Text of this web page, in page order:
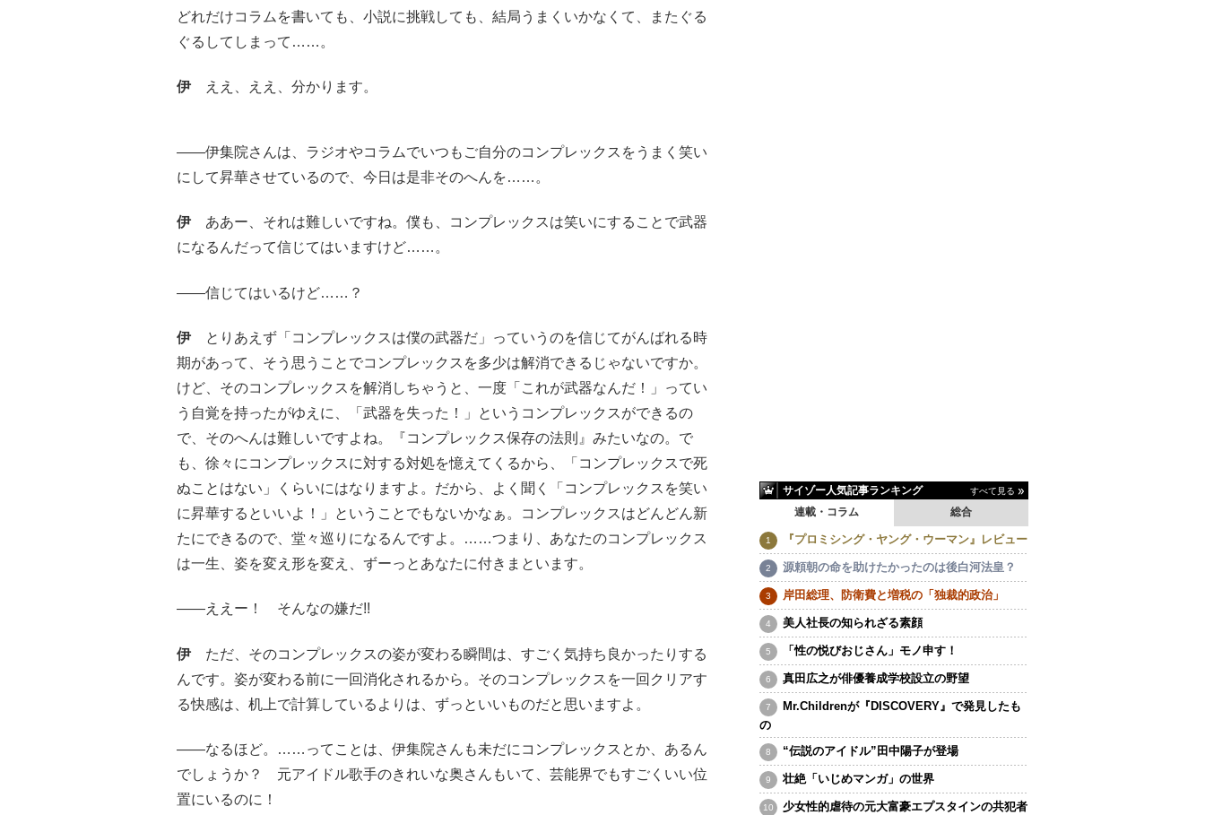
どれだけコラムを書いても、小説に挑戦しても、結局うまくいかなくて、またぐる
ぐるしてしまって……。
伊 ええ、ええ、分かります。
――伊集院さんは、ラジオやコラムでいつもご自分のコンプレックスをうまく笑い
にして昇華させているので、今日は是非そのへんを……。
伊 ああー、それは難しいですね。僕も、コンプレックスは笑いにすることで武器
になるんだって信じてはいますけど……。
――信じてはいるけど……？
伊 とりあえず「コンプレックスは僕の武器だ」っていうのを信じてがんばれる時
期があって、そう思うことでコンプレックスを多少は解消できるじゃないですか。
けど、そのコンプレックスを解消しちゃうと、一度「これが武器なんだ！」ってい
う自覚を持ったがゆえに、「武器を失った！」というコンプレックスができるの
で、そのへんは難しいですよね。『コンプレックス保存の法則』みたいなの。で
も、徐々にコンプレックスに対する対処を憶えてくるから、「コンプレックスで死
ぬことはない」くらいにはなりますよ。だから、よく聞く「コンプレックスを笑い
に昇華するといいよ！」ということでもないかなぁ。コンプレックスはどんどん新
たにできるので、堂々巡りになるんですよ。……つまり、あなたのコンプレックス
は一生、姿を変え形を変え、ずーっとあなたに付きまといます。
――ええー！ そんなの嫌だ!!
伊 ただ、そのコンプレックスの姿が変わる瞬間は、すごく気持ち良かったりする
んです。姿が変わる前に一回消化されるから。そのコンプレックスを一回クリアす
る快感は、机上で計算しているよりは、ずっといいものだと思いますよ。
――なるほど。……ってことは、伊集院さんも未だにコンプレックスとか、あるん
でしょうか？ 元アイドル歌手のきれいな奥さんもいて、芸能界でもすごくいい位
置にいるのに！
サイゾー人気記事ランキング すべて見る
連載・コラム 総合
『プロミシング・ヤング・ウーマン』レビュー
源頼朝の命を助けたかったのは後白河法皇？
岸田総理、防衛費と増税の「独裁的政治」
美人社長の知られざる素顔
「性の悦びおじさん」モノ申す！
真田広之が俳優養成学校設立の野望
Mr.Childrenが『DISCOVERY』で発見したも
の
“伝説のアイドル”田中陽子が登場
壮絶「いじめマンガ」の世界
少女性的虐待の元大富豪エプスタインの共犯者